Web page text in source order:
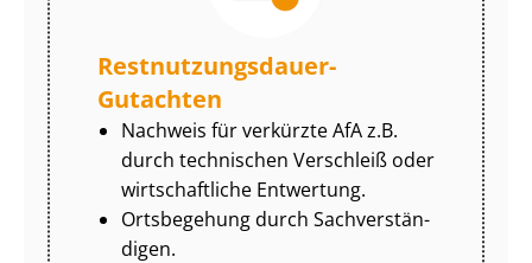
Rest­nut­zungs­dau­er-
Gutachten
Nachweis für verkürzte AfA z.B.
durch technischen Verschleiß oder
wirtschaftliche Entwertung.
Ortsbegehung durch Sach­ver­stän­
di­gen.